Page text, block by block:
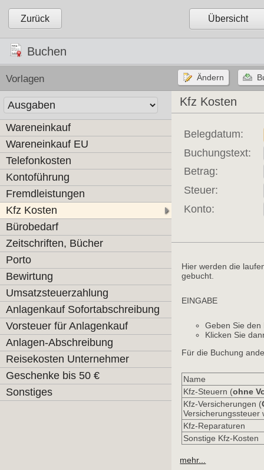
Zurück Übersicht
Buchen
Vorlagen
Wareneinkauf
Wareneinkauf EU
Telefonkosten
Kontoführung
Fremdleistungen
Kfz Kosten
Bürobedarf
Zeitschriften, Bücher
Porto
Bewirtung
Umsatzsteuerzahlung
Anlagenkauf Sofortabschreibung
Vorsteuer für Anlagenkauf
Anlagen-Abschreibung
Reisekosten Unternehmer
Geschenke bis 50 €
Sonstiges
Kfz Kosten
Belegdatum:
Buchungstext:
Betrag:
Steuer:
Konto:
Hier werden die
gebucht.
EINGABE
Geben Sie den
Klicken Sie
Für die Buchung
Name
Kfz-Steuern (ohne
Kfz-Versicherungen (
Versicherungssteuer
Kfz-Reparaturen
Sonstige Kfz-Kosten
mehr...